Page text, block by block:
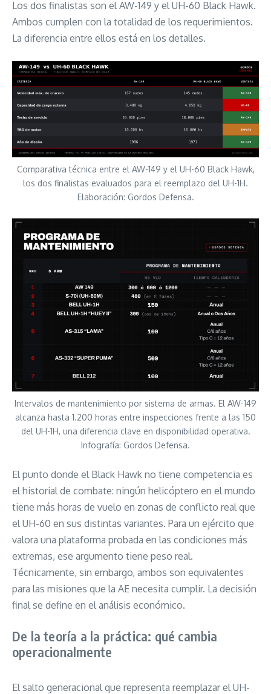
Los dos finalistas son el AW-149 y el UH-60 Black Hawk.
Ambos cumplen con la totalidad de los requerimientos.
La diferencia entre ellos está en los detalles.
Comparativa técnica entre el AW-149 y el UH-60 Black Hawk,
los dos finalistas evaluados para el reemplazo del UH-1H.
Elaboración: Gordos Defensa.
Intervalos de mantenimiento por sistema de armas. El AW-149
alcanza hasta 1.200 horas entre inspecciones frente a las 150
del UH-1H, una diferencia clave en disponibilidad operativa.
Infografía: Gordos Defensa.
El punto donde el Black Hawk no tiene competencia es
el historial de combate: ningún helicóptero en el mundo
tiene más horas de vuelo en zonas de conflicto real que
el UH-60 en sus distintas variantes. Para un ejército que
valora una plataforma probada en las condiciones más
extremas, ese argumento tiene peso real.
Técnicamente, sin embargo, ambos son equivalentes
para las misiones que la AE necesita cumplir. La decisión
final se define en el análisis económico.
De la teoría a la práctica: qué cambia
operacionalmente
El salto generacional que representa reemplazar el UH-